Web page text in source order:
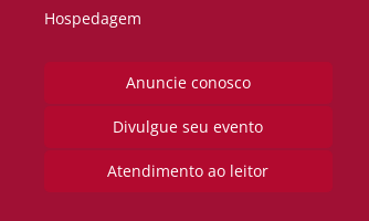
Hospedagem
Anuncie conosco
Divulgue seu evento
Atendimento ao leitor